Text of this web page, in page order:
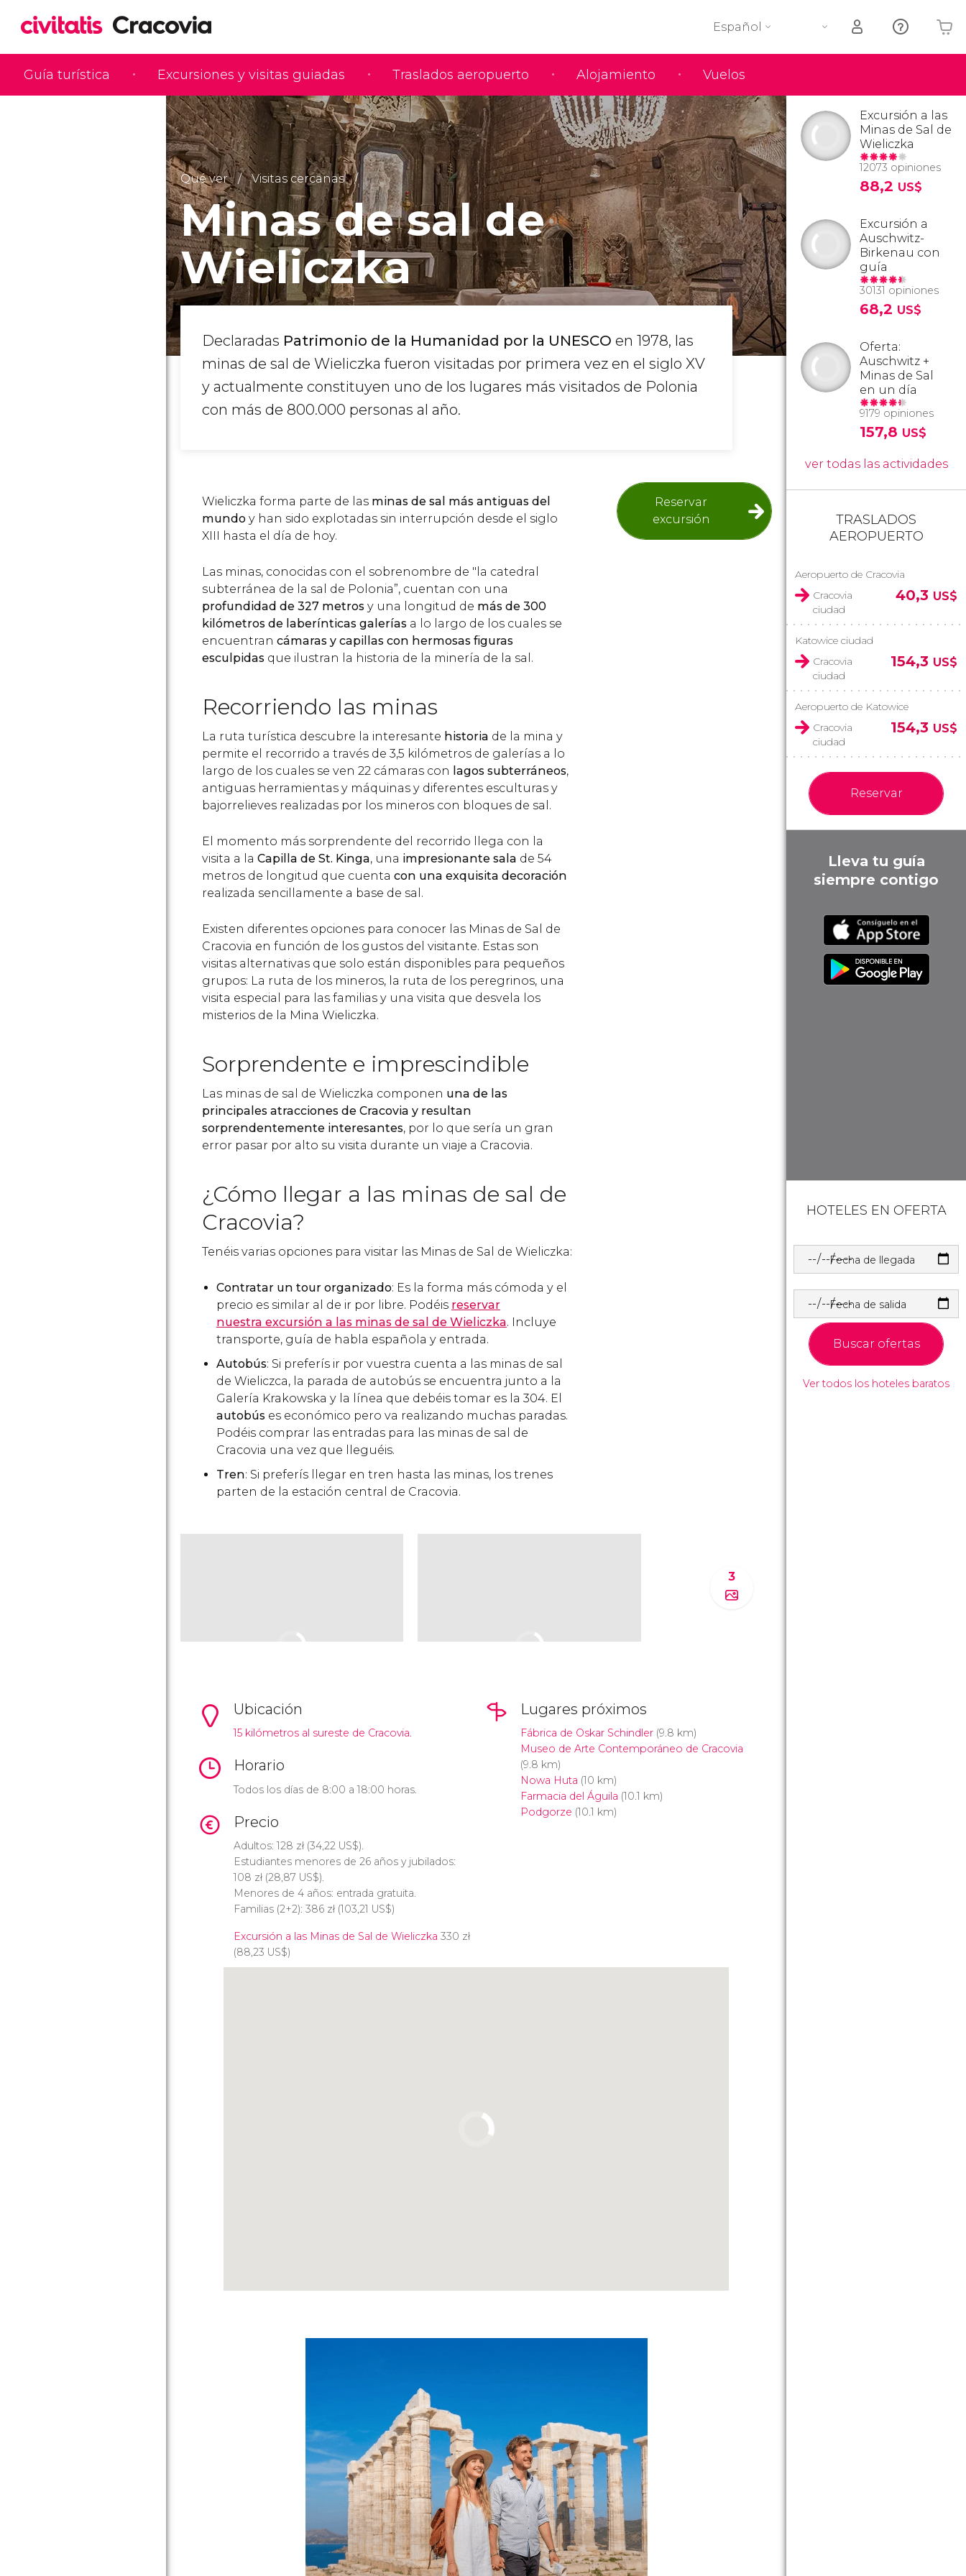
Guía turística Excursiones y visitas guiadas Traslados aeropuerto Alojamiento Vuelos
Español
Qué ver Visitas cercanas
Minas de sal de
Wieliczka
Declaradas Patrimonio de la Humanidad por la UNESCO en 1978, las
minas de sal de Wieliczka fueron visitadas por primera vez en el siglo XV
y actualmente constituyen uno de los lugares más visitados de Polonia
con más de 800.000 personas al año.
Reservar
excursión
Wieliczka forma parte de las minas de sal más antiguas del
mundo y han sido explotadas sin interrupción desde el siglo
XIII hasta el día de hoy.
Las minas, conocidas con el sobrenombre de "la catedral
subterránea de la sal de Polonia”, cuentan con una
profundidad de 327 metros y una longitud de más de 300
kilómetros de laberínticas galerías a lo largo de los cuales se
encuentran cámaras y capillas con hermosas figuras
esculpidas que ilustran la historia de la minería de la sal.
Recorriendo las minas
La ruta turística descubre la interesante historia de la mina y
permite el recorrido a través de 3,5 kilómetros de galerías a lo
largo de los cuales se ven 22 cámaras con lagos subterráneos,
antiguas herramientas y máquinas y diferentes esculturas y
bajorrelieves realizadas por los mineros con bloques de sal.
El momento más sorprendente del recorrido llega con la
visita a la Capilla de St. Kinga, una impresionante sala de 54
metros de longitud que cuenta con una exquisita decoración
realizada sencillamente a base de sal.
Existen diferentes opciones para conocer las Minas de Sal de
Cracovia en función de los gustos del visitante. Estas son
visitas alternativas que solo están disponibles para pequeños
grupos: La ruta de los mineros, la ruta de los peregrinos, una
visita especial para las familias y una visita que desvela los
misterios de la Mina Wieliczka.
Sorprendente e imprescindible
Las minas de sal de Wieliczka componen una de las
principales atracciones de Cracovia y resultan
sorprendentemente interesantes, por lo que sería un gran
error pasar por alto su visita durante un viaje a Cracovia.
¿Cómo llegar a las minas de sal de
Cracovia?
Tenéis varias opciones para visitar las Minas de Sal de Wieliczka:
Contratar un tour organizado: Es la forma más cómoda y el
precio es similar al de ir por libre. Podéis reservar
nuestra excursión a las minas de sal de Wieliczka. Incluye
transporte, guía de habla española y entrada.
Autobús: Si preferís ir por vuestra cuenta a las minas de sal
de Wieliczca, la parada de autobús se encuentra junto a la
Galería Krakowska y la línea que debéis tomar es la 304. El
autobús es económico pero va realizando muchas paradas.
Podéis comprar las entradas para las minas de sal de
Cracovia una vez que lleguéis.
Tren: Si preferís llegar en tren hasta las minas, los trenes
parten de la estación central de Cracovia.
3
Ubicación
15 kilómetros al sureste de Cracovia.
Horario
Todos los días de 8:00 a 18:00 horas.
Precio
Adultos: 128 zł (34,22 US$).
Estudiantes menores de 26 años y jubilados:
108 zł (28,87 US$).
Menores de 4 años: entrada gratuita.
Familias (2+2): 386 zł (103,21 US$)
Excursión a las Minas de Sal de Wieliczka 330 zł
(88,23 US$)
Lugares próximos
Fábrica de Oskar Schindler(9.8 km)
Museo de Arte Contemporáneo de Cracovia
(9.8 km)
Nowa Huta (10 km)
Farmacia del Águila (10.1 km)
Podgorze (10.1 km)
Excursión a las
Minas de Sal de
Wieliczka
12073 opiniones
88,2 US$
Excursión a
Auschwitz-
Birkenau con
guía
30131 opiniones
68,2 US$
Oferta:
Auschwitz +
Minas de Sal
en un día
9179 opiniones
157,8 US$
ver todas las actividades
TRASLADOS
AEROPUERTO
Aeropuerto de Cracovia
Cracovia
ciudad
40,3 US$
Katowice ciudad
Cracovia
ciudad
154,3 US$
Aeropuerto de Katowice
Cracovia
ciudad
154,3 US$
Reservar
Lleva tu guía
siempre contigo
HOTELES EN OFERTA
Fecha de llegada
Fecha de salida
Buscar ofertas
Ver todos los hoteles baratos